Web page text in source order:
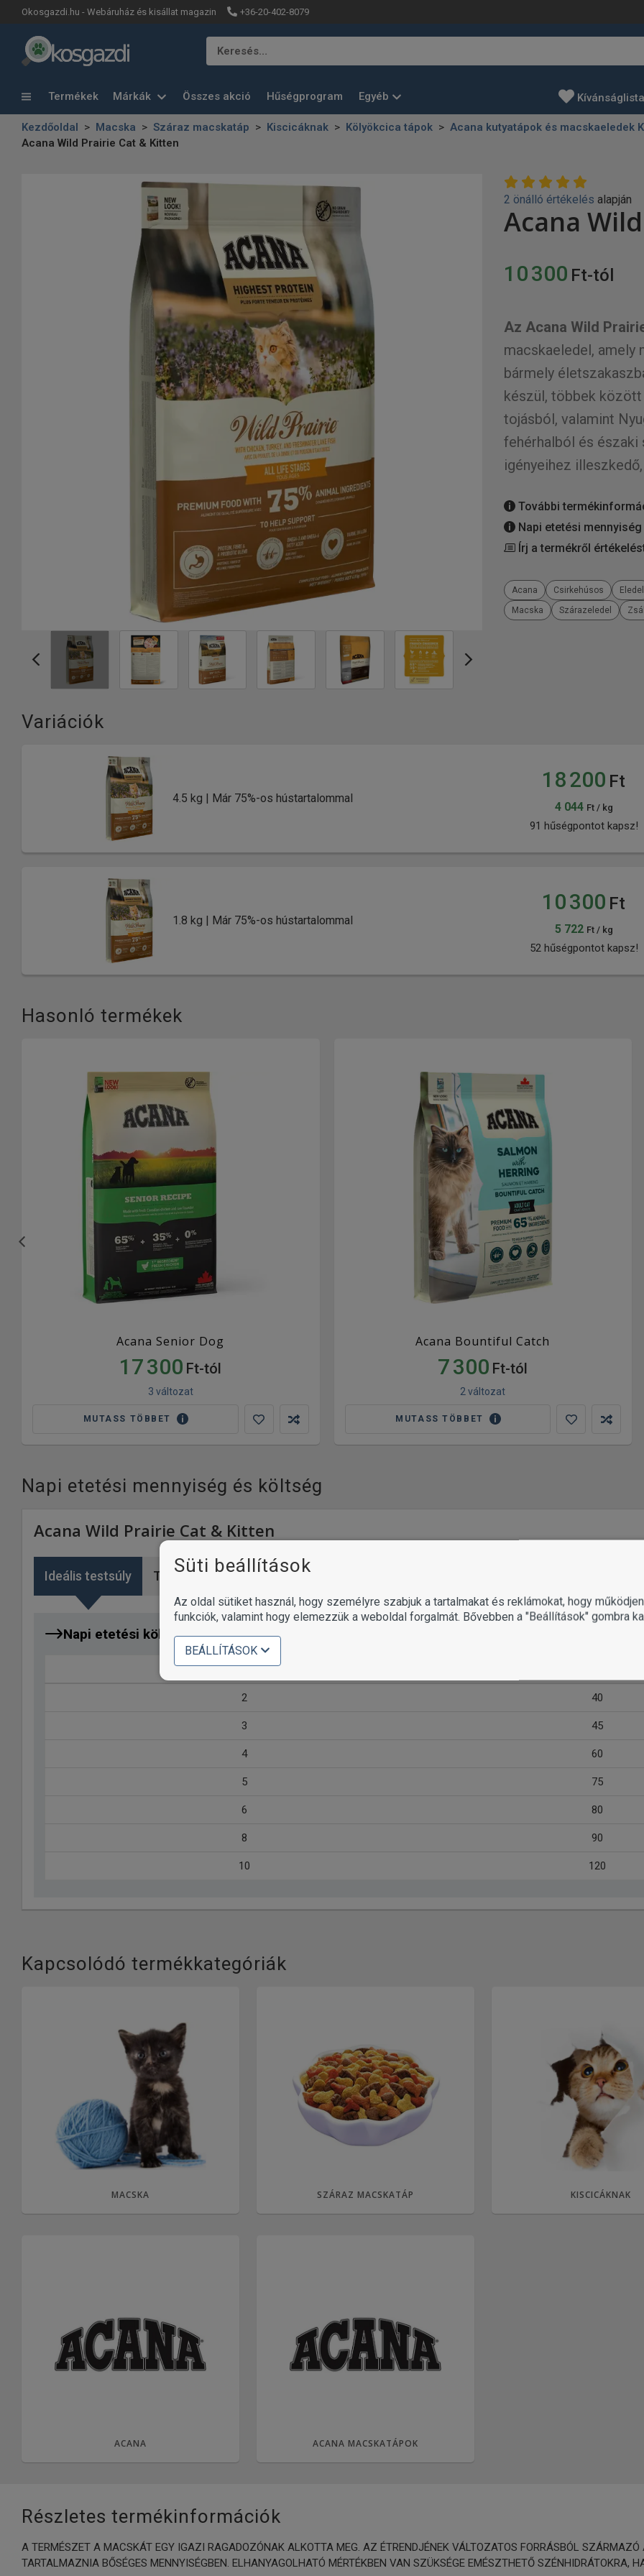
Okosgazdi.hu - Webáruház és kisállat magazin +36-20-402-8079
Keresés…
Termékek Márkák Összes akció Hűségprogram Egyéb Kívánságlista
Kezdőoldal Macska Száraz macskatáp Kiscicáknak Kölyökcica tápok
Acana kutyatápok és macskaeledek
Acana Wild Prairie Cat & Kitten
2 önálló értékelés alapján
Acana
10 300 Ft-tól
Az Acana Wild
macskaeledel, amely
bármely
készül, többek
tojásból, valamint
fehérhalból és
igényeihez
További
Napi etetési
Írj a termékről
Acana Csirkehúsos
Eledel
Macska
Szárazeledel
Variációk
4.5 kg | Már 75%-os hústartalommal
18 200 Ft
4 044 Ft / kg
91 hűségpontot kapsz!
1.8 kg | Már 75%-os hústartalommal
10 300 Ft
5 722 Ft / kg
52 hűségpontot kapsz!
Hasonló termékek
Acana Senior Dog
17 300 Ft-tól
3 változat
MUTASS TÖBBET
Acana Bountiful Catch
7 300 Ft-tól
2 változat
MUTASS TÖBBET
Napi etetési mennyiség és költség
Acana Wild Prairie Cat & Kitten
Ideális testsúly Túlsúly Idős macska
Napi etetési költségHány napig elég?
Macska súlya (kg)
2 40
3 45
4 60
5 75
6 80
8 90
10 120
Kapcsolódó termékkategóriák
MACSKA SZÁRAZ MACSKATÁP KISCICÁKNAK
ACANA ACANA MACSKATÁPOK
Részletes termékinformációk
A TERMÉSZET A MACSKÁT EGY IGAZI RAGADOZÓNAK ALKOTTA MEG. AZ ÉTRENDJÉNEK VÁLTOZATOS FORRÁSBÓL SZÁRMAZÓ
TARTALMAZNIA BŐSÉGES MENNYISÉGBEN. ELHANYAGOLHATÓ MÉRTÉKBEN VAN SZÜKSÉGE EMÉSZTHETŐ SZÉNHIDRÁTOKRA,
Süti beállítások
Az oldal sütiket használ, hogy személyre szabjuk a tartalmakat és reklámokat, hogy
funkciók, valamint hogy elemezzük a weboldal forgalmát. Bővebben a "Beállítások" gombra
BEÁLLÍTÁSOK